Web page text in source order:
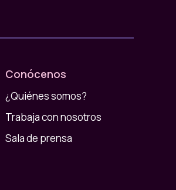
Conócenos
¿Quiénes somos?
Trabaja con nosotros
Sala de prensa